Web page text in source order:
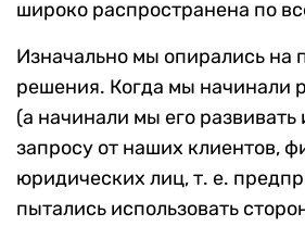
широко распространена по
Изначально мы опирались на
решения. Когда мы начинали
(а начинали мы его
запросу от наших клиентов,
юридических лиц, т. е.
пытались использовать